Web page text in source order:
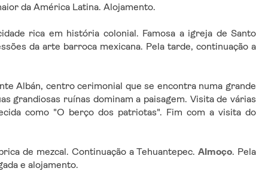
da América Latina. Alojamento.
rica em história colonial. Famosa a igreja de Santo
da arte barroca mexicana. Pela tarde, continuação a
Albán, centro cerimonial que se encontra numa grande
grandiosas ruínas dominam a paisagem. Visita de várias
como "O berço dos patriotas". Fim com a visita do
de mezcal. Continuação a Tehuantepec. Almoço. Pela
e alojamento.